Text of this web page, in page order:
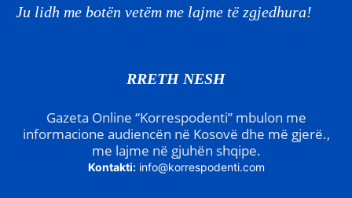
Ju lidh me botën vetëm me lajme të zgjedhura!
RRETH NESH
Gazeta Online “Korrespodenti” mbulon me
informacione audiencën në Kosovë dhe më gjerë.,
me lajme në gjuhën shqipe.
Kontakti: info@korrespodenti.com